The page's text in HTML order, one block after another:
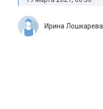
Ирина Лошкарева